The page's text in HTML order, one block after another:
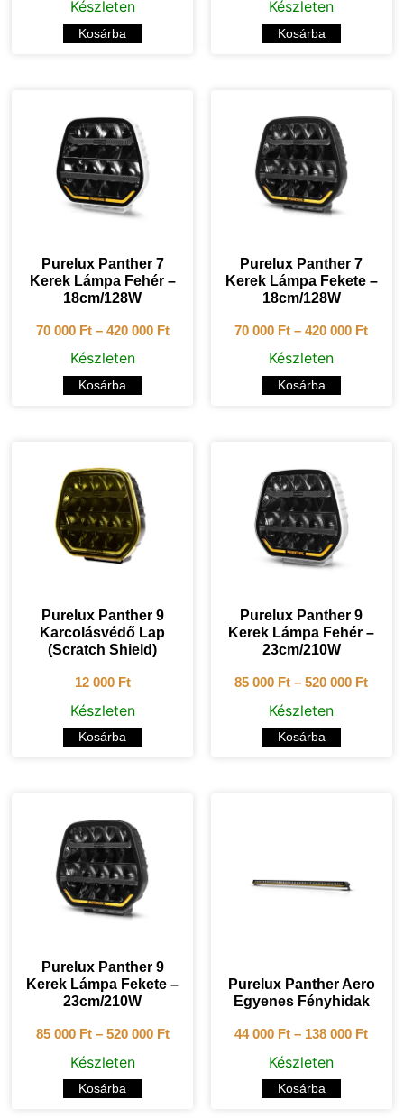
Készleten
Kosárba
Készleten
Kosárba
Purelux Panther 7
Kerek Lámpa Fehér –
18cm/128W
70 000 Ft– 420 000 Ft
Készleten
Kosárba
Purelux Panther 7
Kerek Lámpa Fekete –
18cm/128W
70 000 Ft –420 000 Ft
Készleten
Kosárba
Purelux Panther 9
Karcolásvédő Lap
(Scratch Shield)
12 000 Ft
Készleten
Kosárba
Purelux Panther 9
Kerek Lámpa Fehér –
23cm/210W
85 000 Ft –520 000 Ft
Készleten
Kosárba
Purelux Panther 9
Kerek Lámpa Fekete –
23cm/210W
85 000 Ft– 520 000 Ft
Készleten
Kosárba
Purelux Panther Aero
Egyenes Fényhidak
44 000 Ft – 138 000 Ft
Készleten
Kosárba